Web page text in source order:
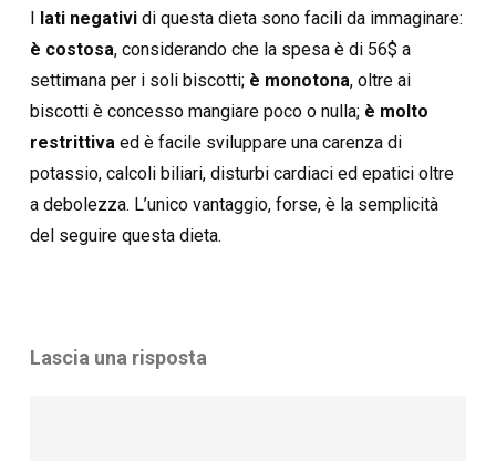
lati negatividi questa dieta sono facili da immaginare:
è costosa, considerando che la spesa è di 56$ a
settimana per i soli biscotti; è monotona, oltre ai
biscotti è concesso mangiare poco o nulla;è molto
restrittivaed è facile sviluppare una carenza di
potassio, calcoli biliari, disturbi cardiaci ed epatici oltre
a debolezza. L’unico vantaggio, forse, è la semplicità
del seguire questa dieta.
Lascia una risposta